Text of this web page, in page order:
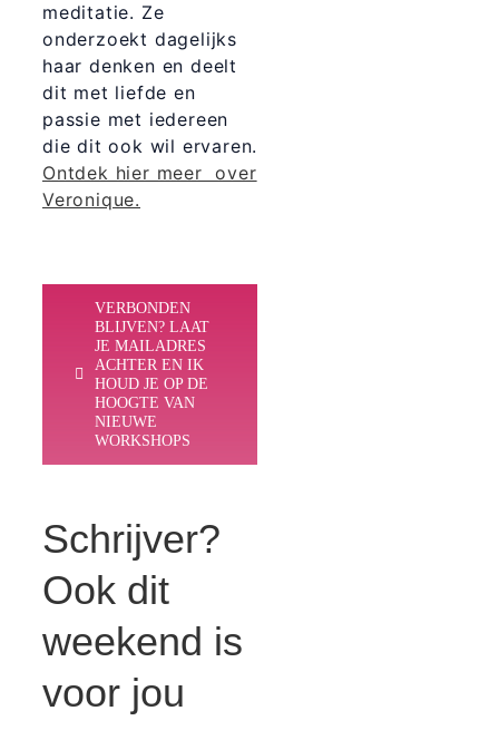
meditatie. Ze
onderzoekt dagelijks
haar denken en deelt
dit met liefde en
passie met iedereen
die dit ook wil ervaren.
Ontdek hier meer over
Veronique.
VERBONDEN
BLIJVEN? LAAT
JE MAILADRES
ACHTER EN IK
HOUD JE OP DE
HOOGTE VAN
NIEUWE
WORKSHOPS
Schrijver?
Ook dit
weekend is
voor jou